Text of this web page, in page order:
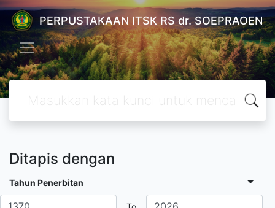
PERPUSTAKAAN ITSK RS dr. SOEPRAOEN
Ditapis dengan
Tahun Penerbitan